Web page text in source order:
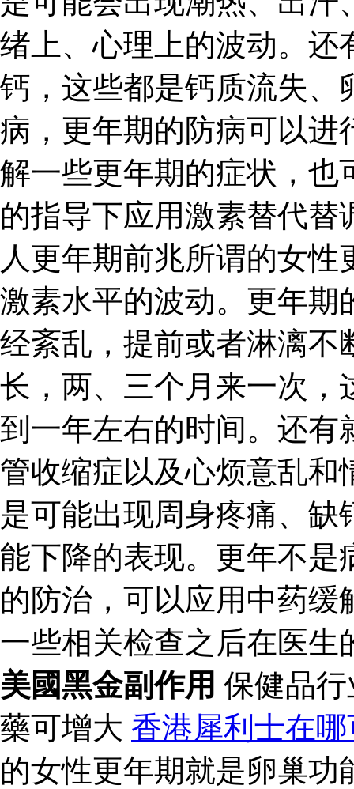
绪上、心理上的波动。还
钙，这些都是钙质流失、
病，更年期的防病可以进
解一些更年期的症状，也
的指导下应用激素替代替
人更年期前兆所谓的女
激素水平的波动。更年期
经紊乱，提前或者淋漓不
长，两、三个月来一次，
到一年左右的时间。还有
管收缩症以及心烦意乱和
是可能出现周身疼痛、
能下降的表现。更年不是
的防治，可以应用中药
一些相关检查之后在医生
美國黑金副作用 保健品
藥可增大 香港犀利士在
的女性更年期就是卵巢